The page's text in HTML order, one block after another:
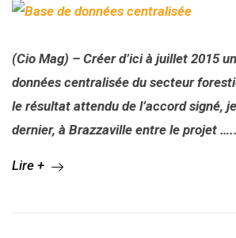
(Cio Mag) – Créer d’ici à juillet 2015
données centralisée du secteur
le résultat attendu de l’accord signé,
dernier, à Brazzaville entre le projet
Lire +